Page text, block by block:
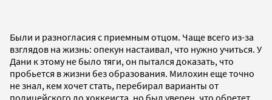
Были и разногласия с приемным отцом. Чаще всего из-за
взглядов на жизнь: опекун настаивал, что нужно учиться. У
Дани к этому не было тяги, он пытался доказать, что
пробьется в жизни без образования. Милохин еще точно
не знал, кем хочет стать, перебирал варианты от
полицейского до хоккеиста, но был уверен, что обретет